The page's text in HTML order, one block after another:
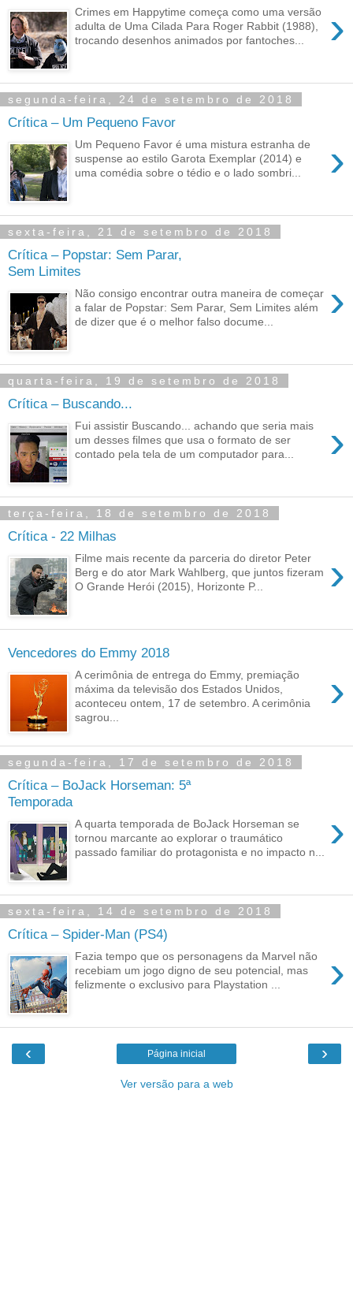
›
Crimes em Happytime começa como uma versão
adulta de Uma Cilada Para Roger Rabbit (1988),
trocando desenhos animados por fantoches...
segunda-feira, 24 de setembro de 2018
Crítica – Um Pequeno Favor
›
Um Pequeno Favor é uma mistura estranha de
suspense ao estilo Garota Exemplar (2014) e
uma comédia sobre o tédio e o lado sombri...
sexta-feira, 21 de setembro de 2018
Crítica – Popstar: Sem Parar,
Sem Limites
›
Não consigo encontrar outra maneira de começar
a falar de Popstar: Sem Parar, Sem Limites além
de dizer que é o melhor falso docume...
quarta-feira, 19 de setembro de 2018
Crítica – Buscando...
›
Fui assistir Buscando... achando que seria mais
um desses filmes que usa o formato de ser
contado pela tela de um computador para...
terça-feira, 18 de setembro de 2018
Crítica - 22 Milhas
›
Filme mais recente da parceria do diretor Peter
Berg e do ator Mark Wahlberg, que juntos fizeram
O Grande Herói (2015), Horizonte P...
Vencedores do Emmy 2018
›
A cerimônia de entrega do Emmy, premiação
máxima da televisão dos Estados Unidos,
aconteceu ontem, 17 de setembro. A cerimônia
sagrou...
segunda-feira, 17 de setembro de 2018
Crítica – BoJack Horseman: 5ª
Temporada
›
A quarta temporada de BoJack Horseman se
tornou marcante ao explorar o traumático
passado familiar do protagonista e no impacto n...
sexta-feira, 14 de setembro de 2018
Crítica – Spider-Man (PS4)
›
Fazia tempo que os personagens da Marvel não
recebiam um jogo digno de seu potencial, mas
felizmente o exclusivo para Playstation ...
‹ ›
Página inicial
Ver versão para a web